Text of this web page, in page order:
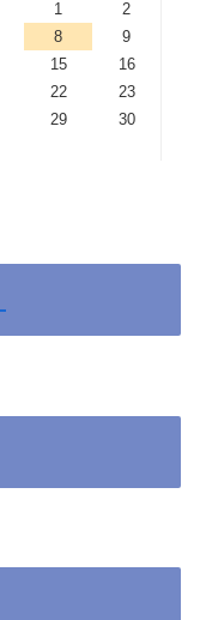
1
2
8
9
15
16
22
23
29
30